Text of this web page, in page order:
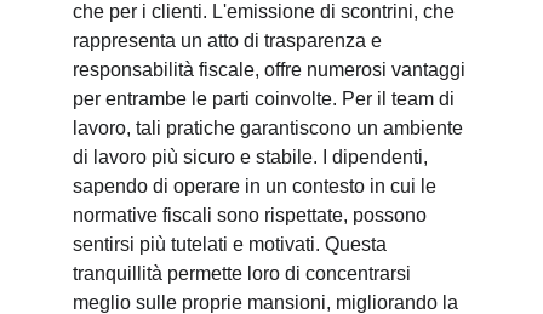
che per i clienti. L'emissione di scontrini, che
rappresenta un atto di trasparenza e
responsabilità fiscale, offre numerosi vantaggi
per entrambe le parti coinvolte. Per il team di
lavoro, tali pratiche garantiscono un ambiente
di lavoro più sicuro e stabile. I dipendenti,
sapendo di operare in un contesto in cui le
normative fiscali sono rispettate, possono
sentirsi più tutelati e motivati. Questa
tranquillità permette loro di concentrarsi
meglio sulle proprie mansioni, migliorando la